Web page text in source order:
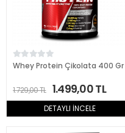
Whey Protein Çikolata 400 Gr
1.729,00 TL 1.499,00 TL
DETAYLI İNCELE